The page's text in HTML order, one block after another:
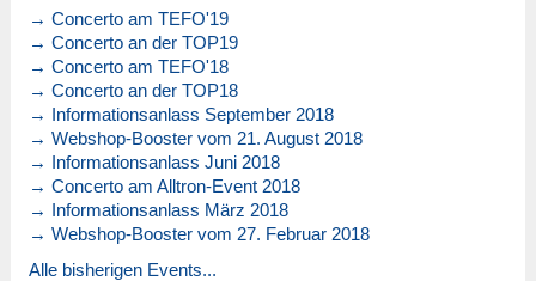
→ Concerto am TEFO'19
→ Concerto an der TOP19
→ Concerto am TEFO'18
→ Concerto an der TOP18
→ Informationsanlass September 2018
→ Webshop-Booster vom 21. August 2018
→ Informationsanlass Juni 2018
→ Concerto am Alltron-Event 2018
→ Informationsanlass März 2018
→ Webshop-Booster vom 27. Februar 2018
Alle bisherigen Events...